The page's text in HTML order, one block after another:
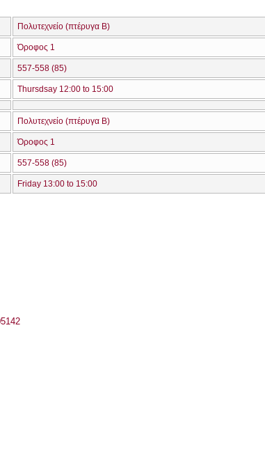
Πολυτεχνείο (πτέρυγα Β)
Όροφος 1
557-558 (85)
Thursdsay 12:00 to 15:00
Πολυτεχνείο (πτέρυγα Β)
Όροφος 1
557-558 (85)
Friday 13:00 to 15:00